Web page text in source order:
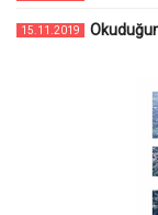
15.11.2019